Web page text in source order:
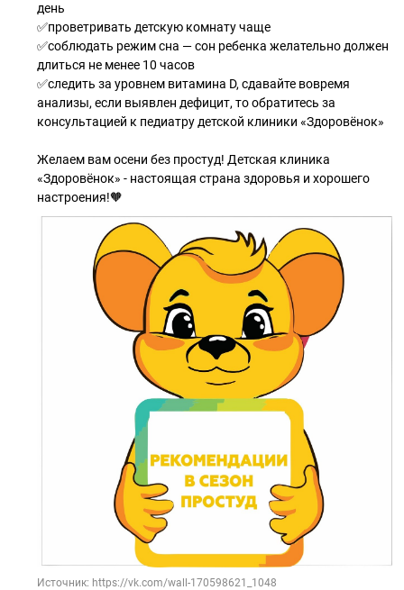
день
✅проветривать детскую комнату чаще
✅соблюдать режим сна — сон ребенка желательно должен
длиться не менее 10 часов
✅следить за уровнем витамина D, сдавайте вовремя
анализы, если выявлен дефицит, то обратитесь за
консультацией к педиатру детской клиники «Здоровёнок»
Желаем вам осени без простуд! Детская клиника
«Здоровёнок» - настоящая страна здоровья и хорошего
настроения!🧡
Источник: https://vk.com/wall-170598621_1048